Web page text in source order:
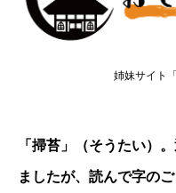
姉妹サイト
「掃苔」（そうたい）
ましたが、読んで字の